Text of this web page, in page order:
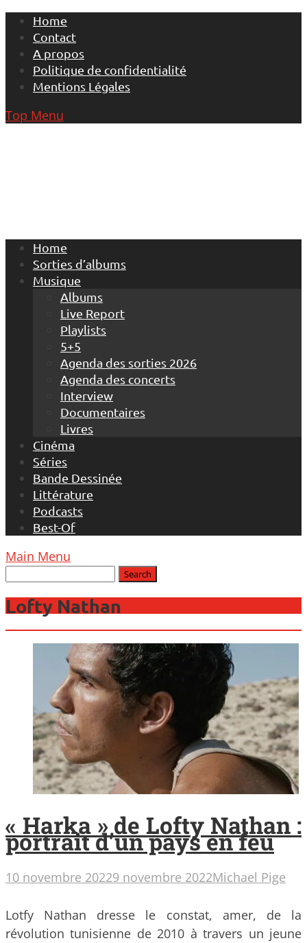
Skip
content
Home
Contact
A propos
Politique de confidentialité
Mentions Légales
Top Menu
Home
Sorties d’albums
Musique
Albums
Live Report
Playlists
5+5
Agenda des sorties 2026
Agenda des concerts
Interview
Documentaires
Livres
Cinéma
Séries
Bande Dessinée
Littérature
Podcasts
Best-Of
Main Menu
Lofty Nathan
« Harka » de Lofty Nathan :
portrait d’un pays en feu
10 novembre 20229 novembre 2022Michael Pige
Lotfy Nathan dresse le constat, amer, de la
révolution tunisienne de 2010 à travers un jeune